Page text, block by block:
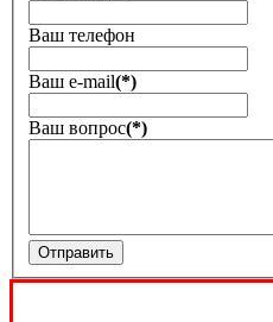
Ваш телефон
Ваш е-mail(*)
Ваш вопрос(*)
Отправить